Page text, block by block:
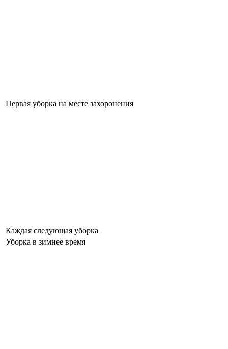
Первая уборка на месте захоронения
Каждая следующая уборка
Уборка в зимнее время